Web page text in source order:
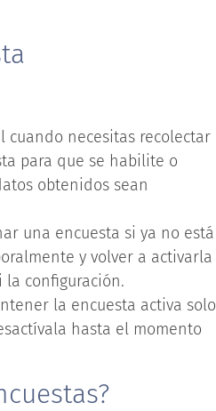
cuando necesitas recolectar
para que se habilite o
obtenidos sean
una encuesta si ya no está
y volver a activarla
configuración.
la encuesta activa solo
hasta el momento